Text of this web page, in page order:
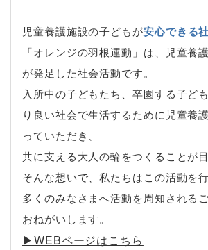
児童養護施設の子どもが安心できる
「オレンジの羽根運動」は、児童養
が発足した社会活動です。
入所中の子どもたち、卒園する子ど
り良い社会で生活するために児童養
っていただき、
共に支える大人の輪をつくることが目
そんな想いで、私たちはこの活動を
多くのみなさまへ活動を周知される
おねがいします。
▶︎WEBページはこちら